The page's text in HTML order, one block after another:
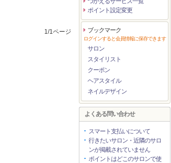
1/1ページ
ポイント設定変更
ブックマーク
ログインすると会員情報に保存できます
サロン
スタイリスト
クーポン
ヘアスタイル
ネイルデザイン
よくある問い合わせ
スマート支払いについて
行きたいサロン・近隣のサロ
ンが掲載されていません
ポイントはどこのサロンで使